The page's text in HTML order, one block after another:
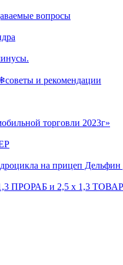
вопросы
и рекомендации
торговли 2023г»
на прицеп
1,3 ПРОРАБ и 2,5 х 1,3